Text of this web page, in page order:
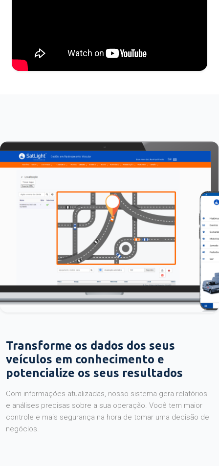
Transforme os dados dos seus
veículos em conhecimento e
potencialize os seus resultados
Com informações atualizadas, nosso sistema gera relatórios
e análises precisas sobre a sua operação. Você tem maior
controle e mais segurança na hora de tomar uma decisão de
negócios.